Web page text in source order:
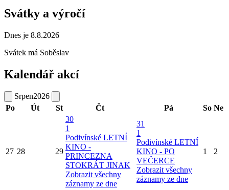
Svátky a výročí
Dnes je 8.8.2026
Svátek má Soběslav
Kalendář akcí
Srpen2026
Po
Út St Čt Pá So Ne
27 28 29
30
1
Podivínské LETNÍ
KINO -
PRINCEZNA
STOKRÁT JINAK
Zobrazit všechny
záznamy ze dne
31
1
Podivínské LETNÍ
KINO - PO
VEČERCE
Zobrazit všechny
záznamy ze dne
1 2